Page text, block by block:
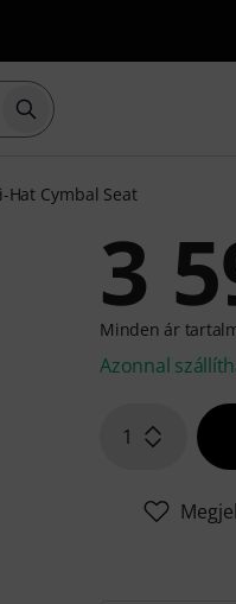
Keresés indítása
Hat Cymbal Seat
3
Minden ár
Azonnal
1